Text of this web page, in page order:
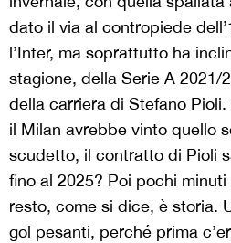
dato il via al contropiede
l’Inter, ma soprattutto ha
stagione, della Serie A 2021/
della carriera di Stefano
il Milan avrebbe vinto quello
scudetto, il contratto di Pioli
fino al 2025? Poi pochi
resto, come si dice, è storia.
gol pesanti, perché prima